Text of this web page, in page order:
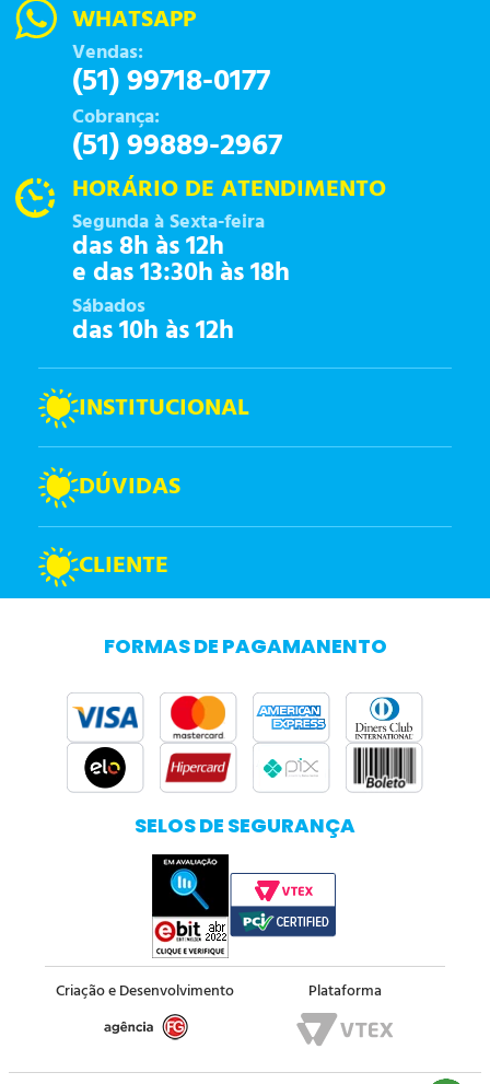
WHATSAPP
Vendas:
(51) 99718-0177
Cobrança:
(51) 99889-2967
HORÁRIO DE ATENDIMENTO
Segunda à Sexta-feira
das 8h às 12h
e das 13:30h às 18h
Sábados
das 10h às 12h
INSTITUCIONAL
DÚVIDAS
CLIENTE
FORMAS DE PAGAMANENTO
SELOS DE SEGURANÇA
Criação e Desenvolvimento Plataforma